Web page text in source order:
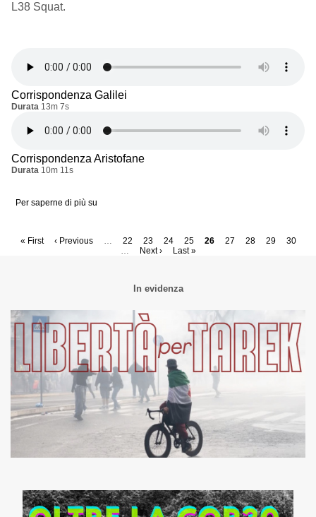
L38 Squat.
Corrispondenza Galilei
Durata 13m 7s
Corrispondenza Aristofane
Durata 10m 11s
Per saperne di più su
democratica
Paginazione
Prima
« First
Pagina
‹ Previous Page
22 Page
23 Page
24 Page
25
Pagina
26 Page
27 Page
28 Page
29 Page
30
Pagina
Next ›
Ultima
Last »
In evidenza